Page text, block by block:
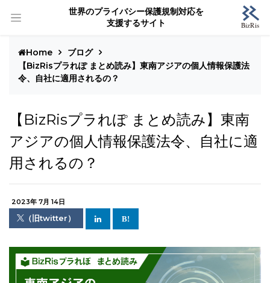
世界のプライバシー保護規制対応を
支援するサイト
Home
ブログ
【BizRisプラれぽ まとめ読み】東南アジアの個人情報保護法
令、自社に適用されるの？
【BizRisプラれぽ まとめ読み】東南
アジアの個人情報保護法令、自社に適
用されるの？
2023年 7月 14日
（旧twitter）